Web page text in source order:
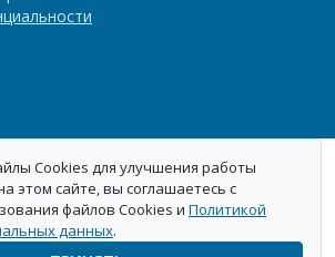
Cookies для улучшения работы
этом сайте, вы соглашаетесь с
файлов Cookies и Политикой
данных.